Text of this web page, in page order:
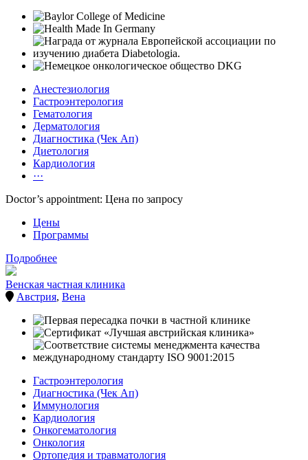
Анестезиология
Гастроэнтерология
Гематология
Дерматология
Диагностика (Чек Ап)
Диетология
Кардиология
···
Doctor’s appointment: Цена по запросу
Цены
Программы
Подробнее
Венская частная клиника
Австрия, Вена
Гастроэнтерология
Диагностика (Чек Ап)
Иммунология
Кардиология
Онкогематология
Онкология
Ортопедия и травматология